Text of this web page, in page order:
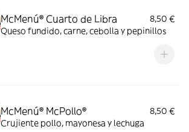
McMenú® Cuarto de Libra
8,50 €
Queso fundido, carne, cebolla y pepinillos
McMenú® McPollo®
8,50 €
Crujiente pollo, mayonesa y lechuga